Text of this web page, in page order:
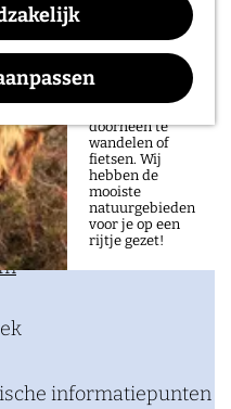
natuur in het Rijk
van Nijmegen is
doorheen te
wandelen of
fietsen. Wij
hebben de
mooiste
natuurgebieden
voor je op een
rijtje gezet!
informatiepunten
Wanneer:
t/m 7 juli